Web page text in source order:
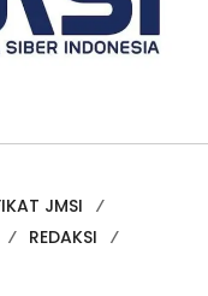
JMSI
REDAKSI